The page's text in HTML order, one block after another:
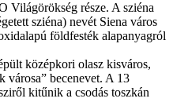
Világörökség része. A sziéna
sziéna) nevét Siena város
földfesték alapanyagról
középkori olasz kisváros,
városa” becenevet. A 13
kitűnik a csodás toszkán